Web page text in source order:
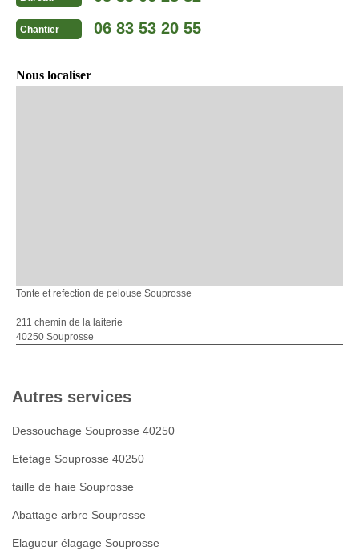
Chantier 06 83 53 20 55
Nous localiser
Tonte et refection de pelouse Souprosse
211 chemin de la laiterie
40250 Souprosse
Autres services
Dessouchage Souprosse 40250
Etetage Souprosse 40250
taille de haie Souprosse
Abattage arbre Souprosse
Elagueur élagage Souprosse